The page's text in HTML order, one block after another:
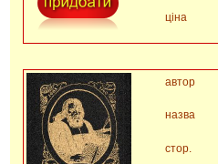
ціна
автор
назва
стор.